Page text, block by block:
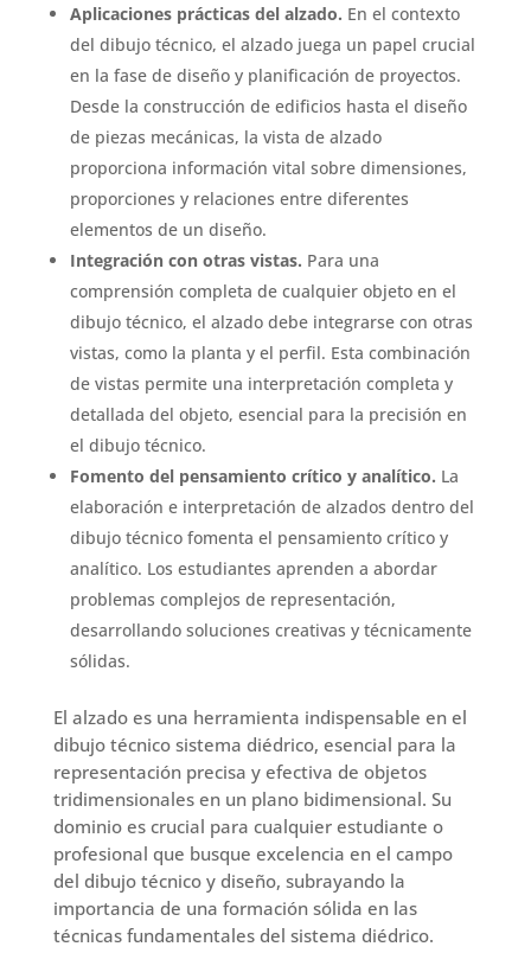
Aplicaciones prácticas del alzado. En el contexto
del dibujo técnico, el alzado juega un papel crucial
en la fase de diseño y planificación de proyectos.
Desde la construcción de edificios hasta el diseño
de piezas mecánicas, la vista de alzado
proporciona información vital sobre dimensiones,
proporciones y relaciones entre diferentes
elementos de un diseño.
Integración con otras vistas. Para una
comprensión completa de cualquier objeto en el
dibujo técnico, el alzado debe integrarse con otras
vistas, como la planta y el perfil. Esta combinación
de vistas permite una interpretación completa y
detallada del objeto, esencial para la precisión en
el dibujo técnico.
Fomento del pensamiento crítico y analítico. La
elaboración e interpretación de alzados dentro del
dibujo técnico fomenta el pensamiento crítico y
analítico. Los estudiantes aprenden a abordar
problemas complejos de representación,
desarrollando soluciones creativas y técnicamente
sólidas.
El alzado es una herramienta indispensable en el
dibujo técnico sistema diédrico, esencial para la
representación precisa y efectiva de objetos
tridimensionales en un plano bidimensional. Su
dominio es crucial para cualquier estudiante o
profesional que busque excelencia en el campo
del dibujo técnico y diseño, subrayando la
importancia de una formación sólida en las
técnicas fundamentales del sistema diédrico.